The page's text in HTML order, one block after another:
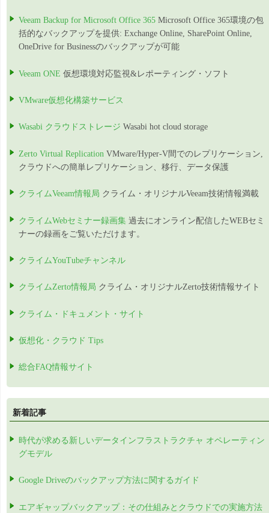
Veeam Backup for Microsoft Office 365 Microsoft Office 365環境の包
括的なバックアップを提供: Exchange Online, SharePoint Online,
OneDrive for Businessのバックアップが可能
Veeam ONE 仮想環境対応監視&レポーティング・ソフト
VMware仮想化構築サービス
Wasabi クラウドストレージ Wasabi hot cloud storage
Zerto Virtual Replication VMware/Hyper-V間でのレプリケーション,
クラウドへの簡単レプリケーション、移行、データ保護
クライムVeeam情報局 クライム・オリジナルVeeam技術情報満載
クライムWebセミナー録画集 過去にオンライン配信したWEBセミ
ナーの録画をご覧いただけます。
クライムYouTubeチャンネル
クライムZerto情報局 クライム・オリジナルZerto技術情報サイト
クライム・ドキュメント・サイト
仮想化・クラウド Tips
総合FAQ情報サイト
新着記事
時代が求める新しいデータインフラストラクチャ オペレーティン
グモデル
Google Driveのバックアップ方法に関するガイド
エアギャップバックアップ：その仕組みとクラウドでの実施方法